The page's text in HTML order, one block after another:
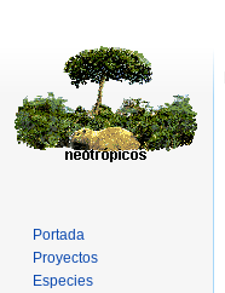
Portada
Proyectos
Especies